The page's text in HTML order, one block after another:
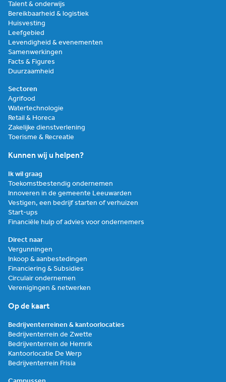
Talent & onderwijs
Bereikbaarheid & logistiek
Huisvesting
Leefgebied
Levendigheid & evenementen
Samenwerkingen
Facts & Figures
Duurzaamheid
Sectoren
Agrifood
Watertechnologie
Retail & Horeca
Zakelijke dienstverlening
Toerisme & Recreatie
Kunnen wij u helpen?
Ik wil graag
Toekomstbestendig ondernemen
Innoveren in de gemeente Leeuwarden
Vestigen, een bedrijf starten of verhuizen
Start-ups
Financiële hulp of advies voor ondernemers
Direct naar
Vergunningen
Inkoop & aanbestedingen
Financiering & Subsidies
Circulair ondernemen
Verenigingen & netwerken
Op de kaart
Bedrijventerreinen & kantoorlocaties
Bedrijventerrein de Zwette
Bedrijventerrein de Hemrik
Kantoorlocatie De Werp
Bedrijventerrein Frisia